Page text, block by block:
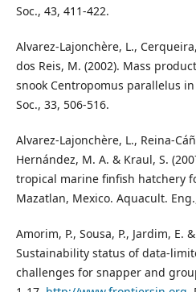
Soc., 43, 411-422.
Alvarez-Lajonchère, L.,
dos Reis, M. (2002). Mass
snook Centropomus parallelus
Soc., 33, 506-516.
Alvarez-Lajonchère, L., Reina-
Hernández, M. A. & Kraul, S.
tropical marine finfish hatchery
Mazatlan, Mexico. Aquacult.
Amorim, P., Sousa, P., Jardim, E.
Sustainability status of data-
challenges for snapper and